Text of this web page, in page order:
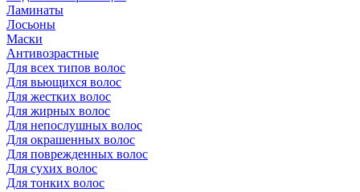
Ламинаты
Лосьоны
Маски
Антивозрастные
Для всех типов волос
Для вьющихся волос
Для жестких волос
Для жирных волос
Для непослушных волос
Для окрашенных волос
Для поврежденных волос
Для сухих волос
Для тонких волос